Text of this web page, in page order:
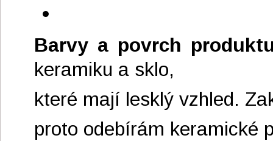
Barvy a povrch
keramiku a sklo,
které mají lesklý vzhled.
proto odebírám keramické